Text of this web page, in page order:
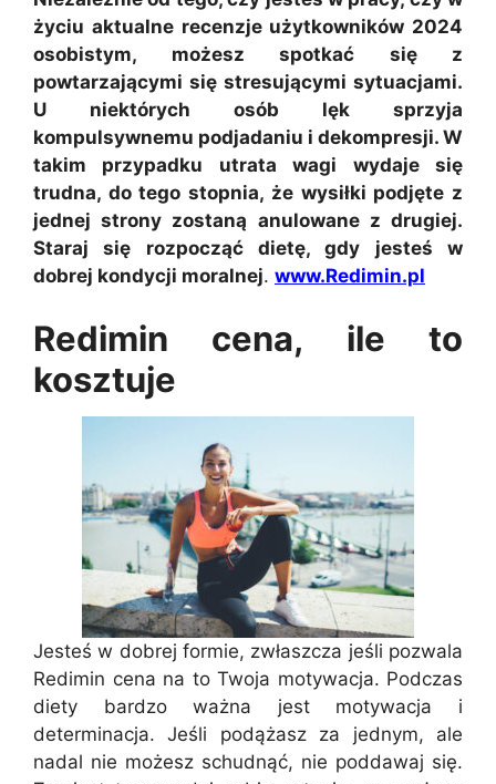
życiu aktualne recenzje użytkowników 2024
osobistym, możesz spotkać się z
powtarzającymi się stresującymi sytuacjami.
U niektórych osób lęk sprzyja
kompulsywnemu podjadaniu i dekompresji. W
takim przypadku utrata wagi wydaje się
trudna, do tego stopnia, że wysiłki podjęte z
jednej strony zostaną anulowane z drugiej.
Staraj się rozpocząć dietę, gdy jesteś w
dobrej kondycji moralnej. www.Redimin.pl
Redimin cena, ile to
kosztuje
Jesteś w dobrej formie, zwłaszcza jeśli pozwala
Redimin cena na to Twoja motywacja. Podczas
diety bardzo ważna jest motywacja i
determinacja. Jeśli podążasz za jednym, ale
nadal nie możesz schudnąć, nie poddawaj się.